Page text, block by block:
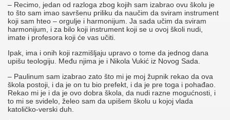
– Recimo, jedan od razloga zbog kojih sam izabrao ovu školu je
to što sam imao savršenu priliku da naučim da sviram instrument
koji sam hteo – orgulje i harmonijum. Ja sada učim da sviram
harmonijum, i za bilo koji instrument koji se u ovoj školi nudi,
imate i profesora koji će vas učiti.
Ipak, ima i onih koji razmišljaju upravo o tome da jednog dana
upišu teologiju. Među njima je i Nikola Vukić iz Novog Sada.
– Paulinum sam izabrao zato što mi je moj župnik rekao da ova
škola postoji, i da je on tu bio prefekt, i da je pre toga i pohađao.
Rekao mi je i da je ovo dobra škola, da nudi razne mogućnosti, i
to mi se svidelo, želeo sam da upišem školu u kojoj vlada
katoličko-verski duh.